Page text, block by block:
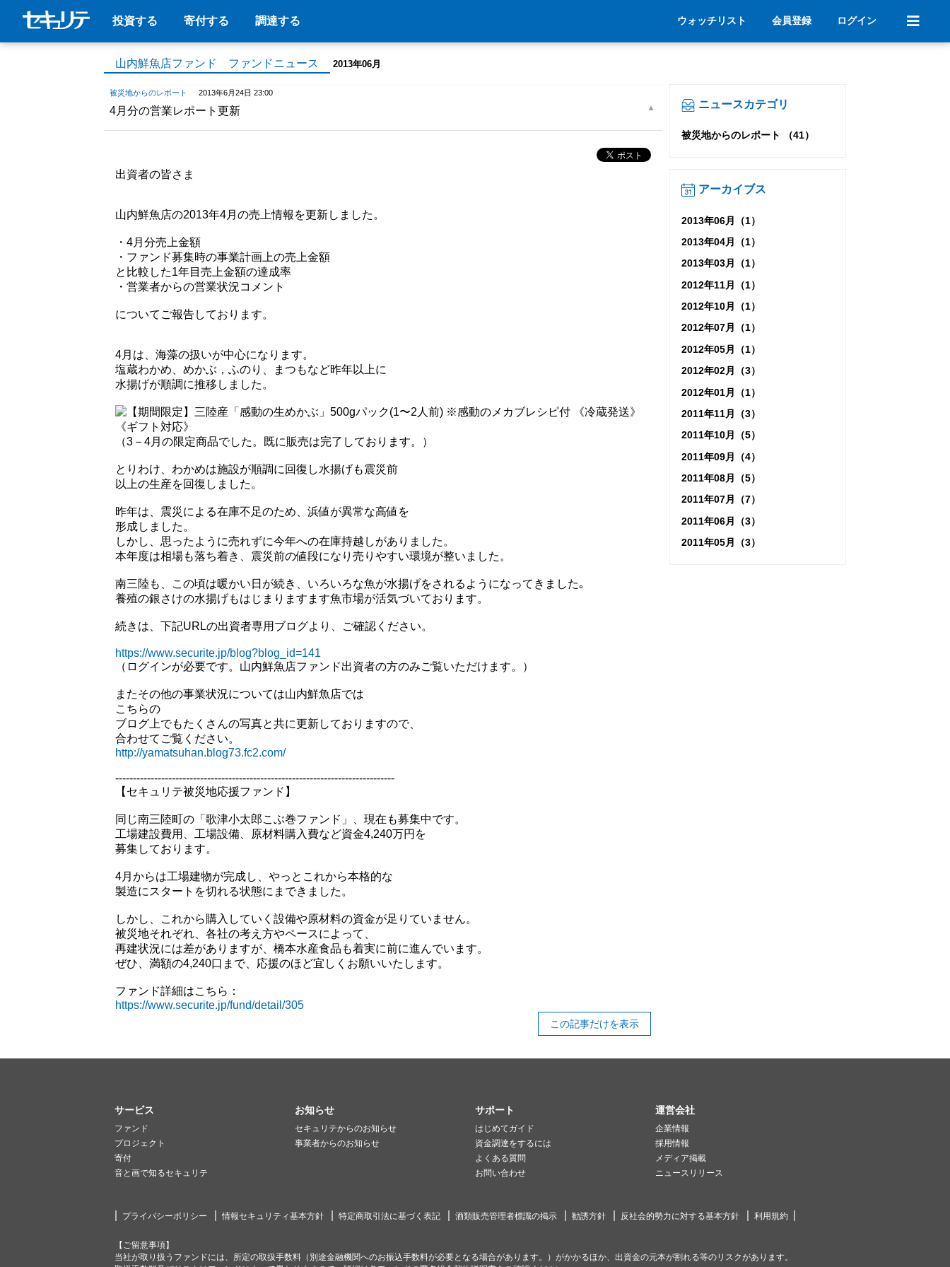
投資する 寄付する 調達する ウォッチリスト 会員登録 ログイン
山内鮮魚店ファンド ファンドニュース 2013年06月
被災地からのレポート 2013年6月24日 23:00
4月分の営業レポート更新
出資者の皆さま
山内鮮魚店の2013年4月の売上情報を更新しました。
・4月分売上金額
・ファンド募集時の事業計画上の売上金額
と比較した1年目売上金額の達成率
・営業者からの営業状況コメント
についてご報告しております。
4月は、海藻の扱いが中心になります。
塩蔵わかめ、めかぶ，ふのり、まつもなど昨年以上に
水揚げが順調に推移しました。
（3－4月の限定商品でした。既に販売は完了しております。）
とりわけ、わかめは施設が順調に回復し水揚げも震災前
以上の生産を回復しました。
昨年は、震災による在庫不足のため、浜値が異常な高値を
形成しました。
しかし、思ったように売れずに今年への在庫持越しがありました。
本年度は相場も落ち着き、震災前の値段になり売りやすい環境が整いました。
南三陸も、この頃は暖かい日が続き、いろいろな魚が水揚げをされるようになってきました｡
養殖の銀さけの水揚げもはじまりますます魚市場が活気づいております。
続きは、下記URLの出資者専用ブログより、ご確認ください。
https://www.securite.jp/blog?blog_id=141
（ログインが必要です。山内鮮魚店ファンド出資者の方のみご覧いただけます。）
またその他の事業状況については山内鮮魚店では
こちらの
ブログ上でもたくさんの写真と共に更新しておりますので、
合わせてご覧ください。
http://yamatsuhan.blog73.fc2.com/
-------------------------------------------------------------------------------
【セキュリテ被災地応援ファンド】
同じ南三陸町の「歌津小太郎こぶ巻ファンド」、現在も募集中です。
工場建設費用、工場設備、原材料購入費など資金4,240万円を
募集しております。
4月からは工場建物が完成し、やっとこれから本格的な
製造にスタートを切れる状態にまできました。
しかし、これから購入していく設備や原材料の資金が足りていません。
被災地それぞれ、各社の考え方やペースによって、
再建状況には差がありますが、橋本水産食品も着実に前に進んでいます。
ぜひ、満額の4,240口まで、応援のほど宜しくお願いいたします。
ファンド詳細はこちら：
https://www.securite.jp/fund/detail/305
この記事だけを表示
ニュースカテゴリ
被災地からのレポート （41）
アーカイブス
2013年06月（1）
2013年04月（1）
2013年03月（1）
2012年11月（1）
2012年10月（1）
2012年07月（1）
2012年05月（1）
2012年02月（3）
2012年01月（1）
2011年11月（3）
2011年10月（5）
2011年09月（4）
2011年08月（5）
2011年07月（7）
2011年06月（3）
2011年05月（3）
サービス
ファンド
プロジェクト
寄付
音と画で知るセキュリテ
お知らせ
セキュリテからのお知らせ
事業者からのお知らせ
サポート
はじめてガイド
資金調達をするには
よくある質問
お問い合わせ
運営会社
企業情報
採用情報
メディア掲載
ニュースリリース
プライバシーポリシー 情報セキュリティ基本方針 特定商取引法に基づく表記 酒類販売管理者標識の掲示 勧誘方針 反社会的勢力に対する基本方針 利用規約
【ご留意事項】
当社が取り扱うファンドには、所定の取扱手数料（別途金融機関へのお振込手数料が必要となる場合があります。）がかかるほか、出資金の元本が割れる等のリスクがあります。